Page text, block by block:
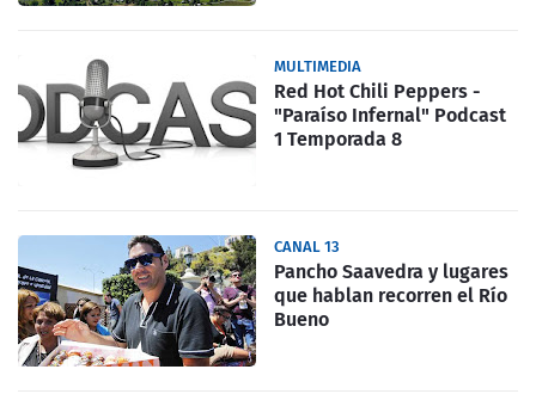
MULTIMEDIA
Red Hot Chili Peppers -
"Paraíso Infernal" Podcast
1 Temporada 8
CANAL 13
Pancho Saavedra y lugares
que hablan recorren el Río
Bueno